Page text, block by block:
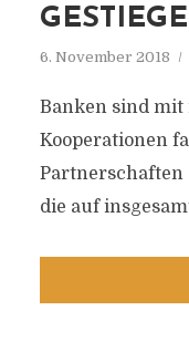
6. November 2018
Banken sind mit
Kooperationen
Partnerschaften
die auf